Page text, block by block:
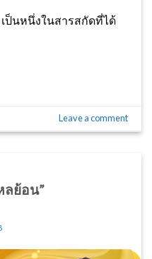
ป็นหนึ่งในสารสกัดที่ได้
Leave a comment
ย้อน”